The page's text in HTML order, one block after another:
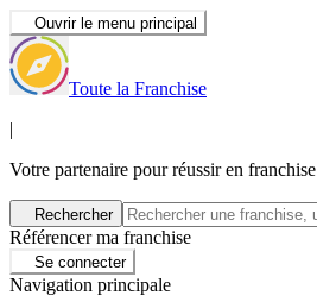
Ouvrir le menu principal
Toute la Franchise
|
Votre partenaire pour réussir en franchise
Rechercher
Référencer ma franchise
Se connecter
Navigation principale